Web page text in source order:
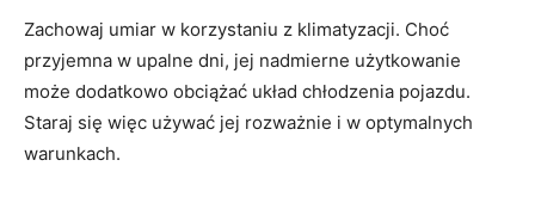
Zachowaj ⁣umiar⁢ w korzystaniu z klimatyzacji. Choć
przyjemna⁣ w upalne dni, jej nadmierne użytkowanie
może dodatkowo obciążać układ chłodzenia pojazdu.
Staraj się ⁣więc⁤ używać jej rozważnie i w optymalnych
warunkach.